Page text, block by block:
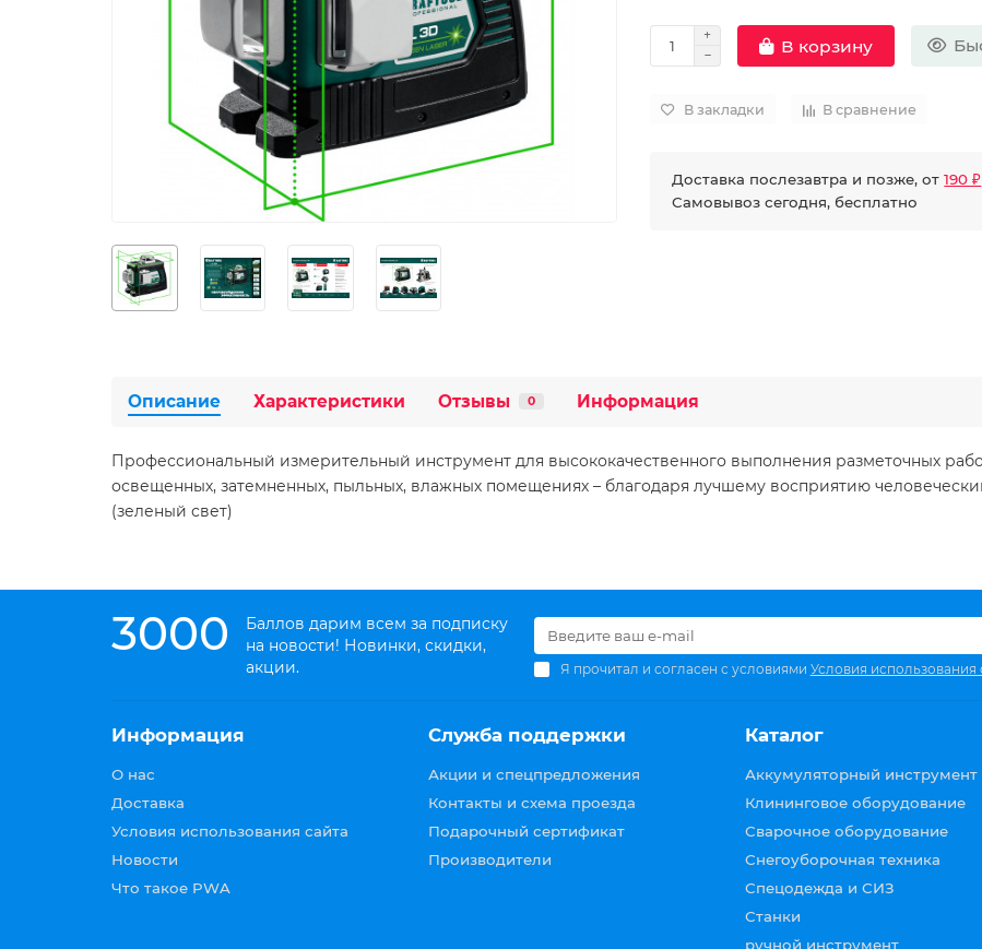
В корзину
В закладки В сравнение
Доставка послезавтра и позже, от190 ₽
Самовывоз сегодня, бесплатно
Описание Характеристики Отзывы 0 Информация
Профессиональный измерительный инструмент для высококачественного выполнения разметочных
освещенных, затемненных, пыльных, влажных помещениях – благодаря лучшему восприятию
(зеленый свет)
3000
Баллов дарим всем за подписку
на новости! Новинки, скидки,
акции.
Я прочитал и согласен с условиями Условия использования
Информация
О нас
Доставка
Условия использования сайта
Новости
Что такое PWA
Служба поддержки
Акции и спецпредложения
Контакты и схема проезда
Подарочный сертификат
Производители
Каталог
Аккумуляторный инструмент
Клининговое оборудование
Сварочное оборудование
Снегоуборочная техника
Спецодежда и СИЗ
Станки
ручной инструмент